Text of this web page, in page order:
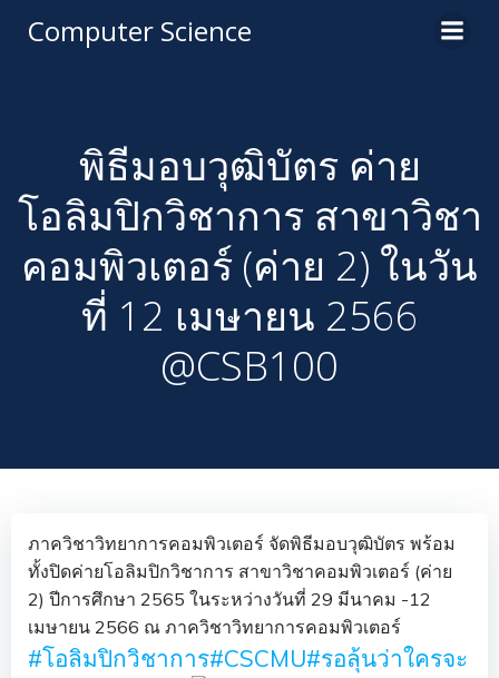
Computer Science
พิธีมอบวุฒิบัตร ค่าย
โอลิมปิกวิชาการ สาขาวิชา
คอมพิวเตอร์ (ค่าย 2) ในวัน
ที่ 12 เมษายน 2566
@CSB100
ภาควิชาวิทยาการคอมพิวเตอร์ จัดพิธีมอบวุฒิบัตร พร้อม
ทั้งปิดค่ายโอลิมปิกวิชาการ สาขาวิชาคอมพิวเตอร์ (ค่าย
2) ปีการศึกษา 2565 ในระหว่างวันที่ 29 มีนาคม -12
เมษายน 2566 ณ ภาควิชาวิทยาการคอมพิวเตอร์
#โอลิมปิกวิชาการ#CSCMU#รอลุ้นว่าใครจะ